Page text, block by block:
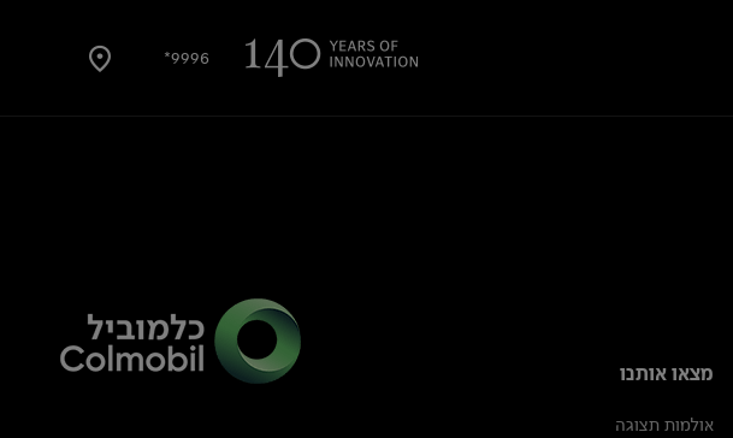
9996*
מצאו אותנו
אולמות תצוגה